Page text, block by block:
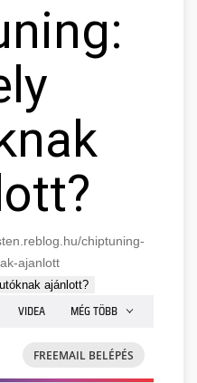
chiptuning-
ajanlott
ajánlott?